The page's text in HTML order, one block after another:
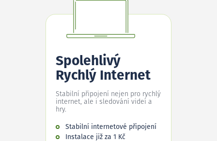
Spolehlivý
Rychlý Internet
Stabilní připojení nejen pro rychlý
internet, ale i sledování videí a
hry.
Stabilní internetové připojení
Instalace již za 1 Kč